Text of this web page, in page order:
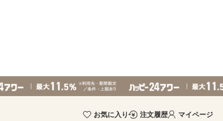
お気に入り 注文履歴 マイページ